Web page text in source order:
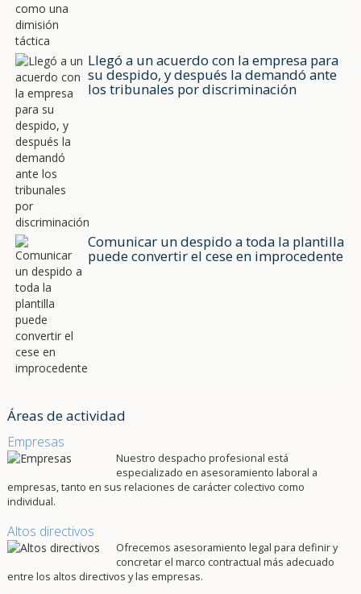
Llegó a un acuerdo con la empresa para
su despido, y después la demandó ante
los tribunales por discriminación
Comunicar un despido a toda la plantilla
puede convertir el cese en improcedente
Áreas de actividad
Empresas
Nuestro despacho profesional está
especializado en asesoramiento laboral a
empresas, tanto en sus relaciones de carácter colectivo como
individual.
Altos directivos
Ofrecemos asesoramiento legal para definir y
concretar el marco contractual más adecuado
entre los altos directivos y las empresas.